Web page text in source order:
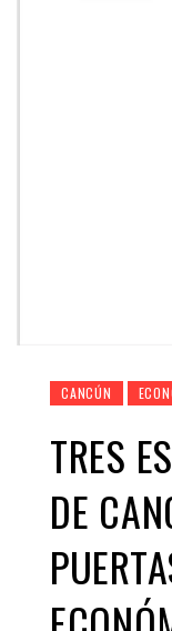
CANCÚN
TRES
DE